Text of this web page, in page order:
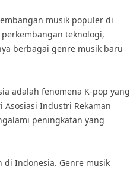
musik populer di
teknologi,
berbagai genre musik baru
adalah fenomena K-pop yang
Industri Rekaman
peningkatan yang
di Indonesia. Genre musik